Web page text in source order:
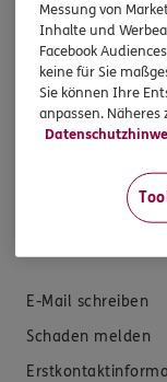
Kfz-Versicherung
Versicherungen
E-Mail schreiben
Schaden melden
Messung von
Inhalte und
Facebook
keine für Sie
Sie können Ihre
anpassen.